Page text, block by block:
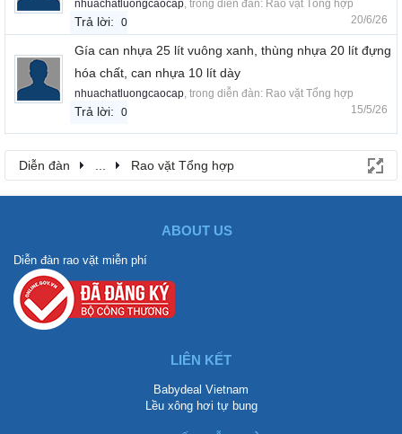
nhuachatluongcaocap, trong diễn đàn: Rao vặt Tổng hợp
Trả lời: 0 20/6/26
Gía can nhựa 25 lít vuông xanh, thùng nhựa 20 lít đựng
hóa chất, can nhựa 10 lít dày
nhuachatluongcaocap, trong diễn đàn: Rao vặt Tổng hợp
Trả lời: 0 15/5/26
Diễn đàn ... Rao vặt Tổng hợp
ABOUT US
Diễn đàn rao vặt miễn phí
LIÊN KẾT
Babydeal Vietnam
Lều xông hơi tự bung